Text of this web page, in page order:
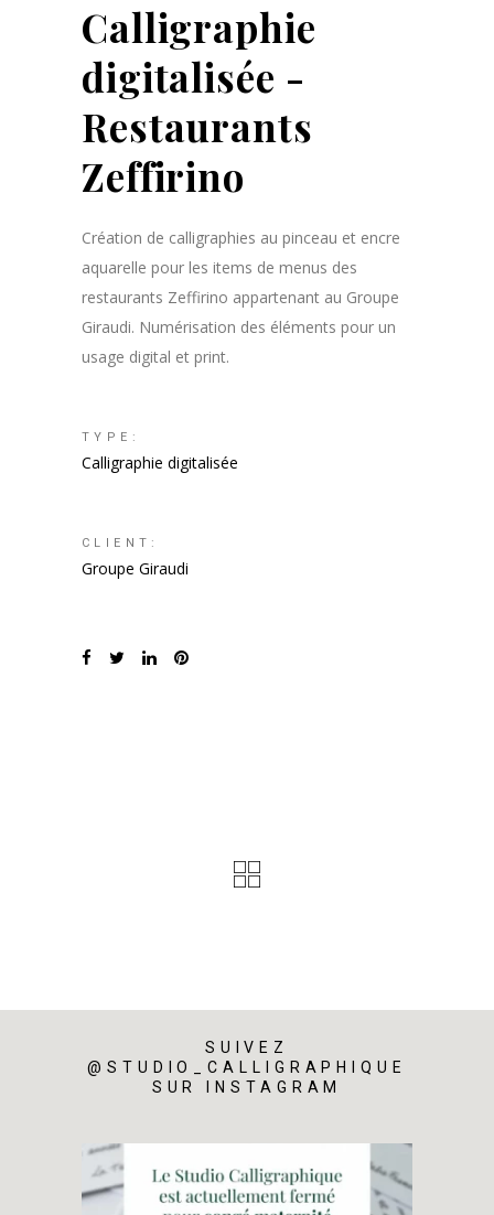
Calligraphie
digitalisée -
Restaurants
Zeffirino
Création de calligraphies au pinceau et encre
aquarelle pour les items de menus des
restaurants Zeffirino appartenant au Groupe
Giraudi. Numérisation des éléments pour un
usage digital et print.
TYPE:
Calligraphie digitalisée
CLIENT:
Groupe Giraudi
SUIVEZ
@STUDIO_CALLIGRAPHIQUE
SUR INSTAGRAM